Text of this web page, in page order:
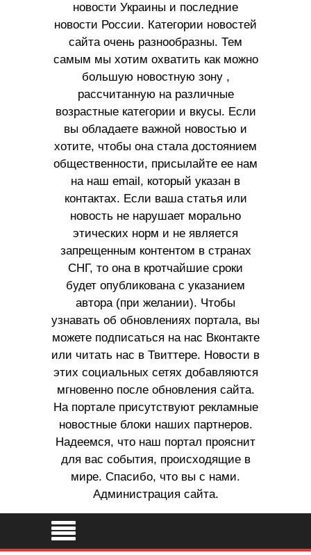
новости Украины и последние
новости России. Категории новостей
сайта очень разнообразны. Тем
самым мы хотим охватить как можно
большую новостную зону ,
рассчитанную на различные
возрастные категории и вкусы. Если
вы обладаете важной новостью и
хотите, чтобы она стала достоянием
общественности, присылайте ее нам
на наш email, который указан в
контактах. Если ваша статья или
новость не нарушает морально
этических норм и не является
запрещенным контентом в странах
СНГ, то она в кротчайшие сроки
будет опубликована с указанием
автора (при желании). Чтобы
узнавать об обновлениях портала, вы
можете подписаться на нас Вконтакте
или читать нас в Твиттере. Новости в
этих социальных сетях добавляются
мгновенно после обновления сайта.
На портале присутствуют рекламные
новостные блоки наших партнеров.
Надеемся, что наш портал прояснит
для вас события, происходящие в
мире. Спасибо, что вы с нами.
Администрация сайта.